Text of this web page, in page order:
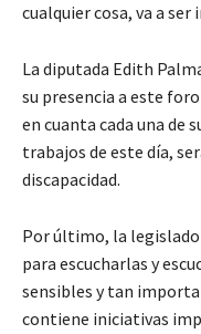
cualquier cosa, va a
La diputada Edith
su presencia a este
en cuanta cada una de
trabajos de este día,
discapacidad.
Por último, la
para escucharlas y
sensibles y tan
contiene iniciativas